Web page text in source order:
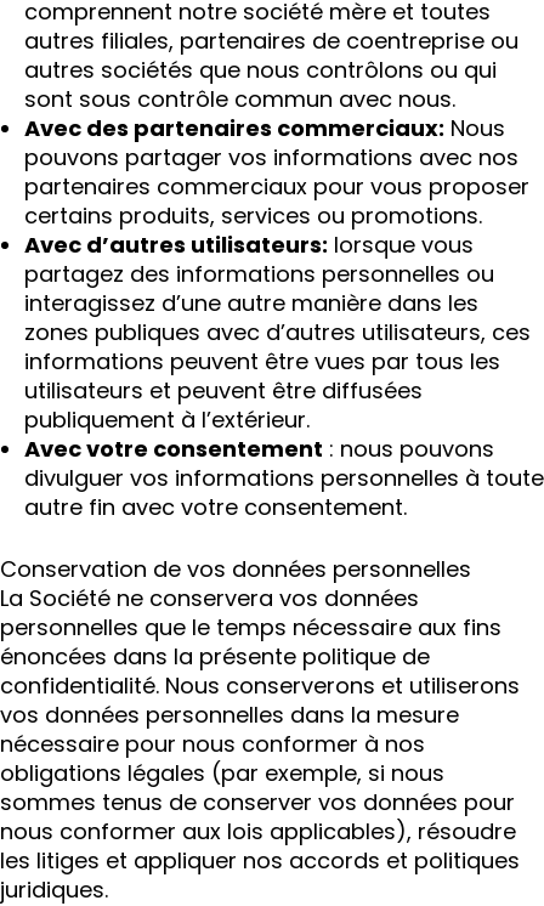
comprennent notre société mère et toutes
autres filiales, partenaires de coentreprise ou
autres sociétés que nous contrôlons ou qui
sont sous contrôle commun avec nous.
Avec des partenaires commerciaux: Nous
pouvons partager vos informations avec nos
partenaires commerciaux pour vous proposer
certains produits, services ou promotions.
Avec d’autres utilisateurs: lorsque vous
partagez des informations personnelles ou
interagissez d’une autre manière dans les
zones publiques avec d’autres utilisateurs, ces
informations peuvent être vues par tous les
utilisateurs et peuvent être diffusées
publiquement à l’extérieur.
Avec votre consentement : nous pouvons
divulguer vos informations personnelles à toute
autre fin avec votre consentement.
Conservation de vos données personnelles
La Société ne conservera vos données
personnelles que le temps nécessaire aux fins
énoncées dans la présente politique de
confidentialité. Nous conserverons et utiliserons
vos données personnelles dans la mesure
nécessaire pour nous conformer à nos
obligations légales (par exemple, si nous
sommes tenus de conserver vos données pour
nous conformer aux lois applicables), résoudre
les litiges et appliquer nos accords et politiques
juridiques.